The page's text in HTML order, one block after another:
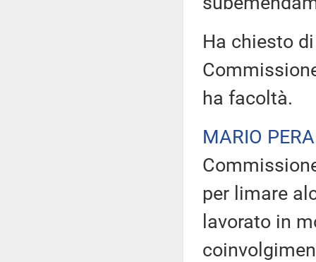
Ha chiesto
ha facoltà.
MARIO
per limare
lavorato in